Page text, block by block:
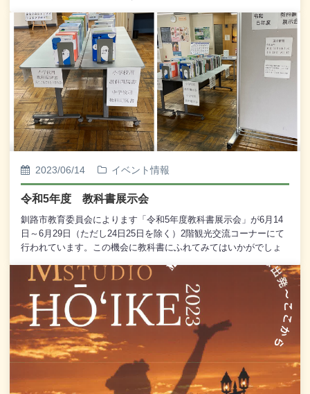
2023/06/14 イベント情報
令和5年度 教科書展示会
釧路市教育委員会によります「令和5年度教科書展示会」が6月14
日～6月29日（ただし24日25日を除く）2階観光交流コーナーにて
行われています。この機会に教科書にふれてみてはいかがでしょ